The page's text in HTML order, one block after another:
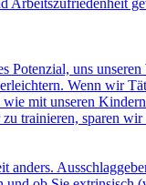
Potenzial, uns unseren
Wenn wir
mit unseren
zu trainieren, sparen
anders.